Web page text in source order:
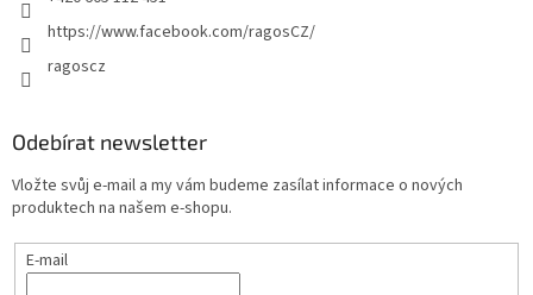
https://www.facebook.com/ragosCZ/
ragoscz
Odebírat newsletter
Vložte svůj e-mail a my vám budeme zasílat informace o nových
produktech na našem e-shopu.
E-mail